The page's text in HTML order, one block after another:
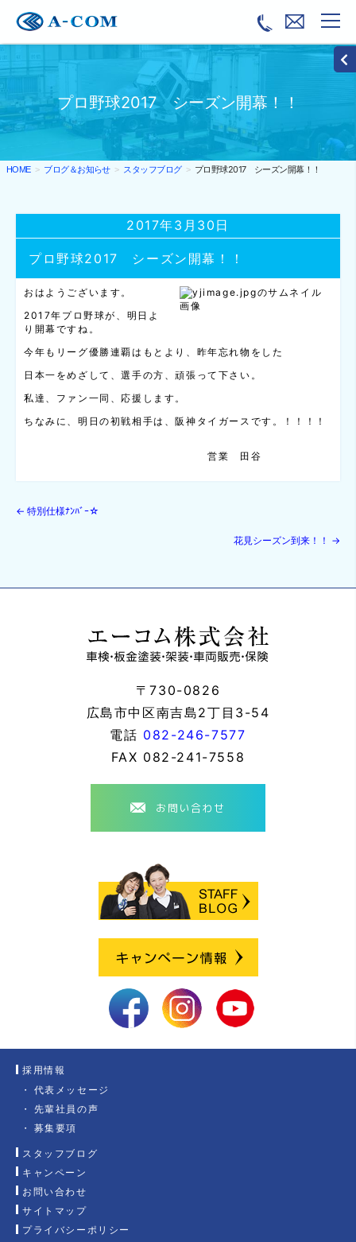
プロ野球2017 シーズン開幕！！
HOME ブログ＆お知らせ スタッフブログ プロ野球2017 シーズン開幕！！
プロ野球2017 シーズン開幕！！
2017年3月30日
おはようございます。
2017年プロ野球が、明日よ
り開幕ですね。
今年もリーグ優勝連覇はもとより、昨年忘れ物をした
日本一をめざして、選手の方、頑張って下さい。
私達、ファン一同、応援します。
ちなみに、明日の初戦相手は、阪神タイガースです。！！！！
営業 田谷
← 特別仕様ﾅﾝﾊﾞｰ☆
花見シーズン到来！！ →
〒730-0826
広島市中区南吉島2丁目3-54
電話 082-246-7577
FAX 082-241-7558
お問い合わせ
採用情報
代表メッセージ
先輩社員の声
募集要項
スタッフブログ
キャンペーン
お問い合わせ
サイトマップ
プライバシーポリシー